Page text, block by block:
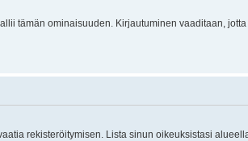
tämän ominaisuuden. Kirjautuminen vaaditaan, jotta
rekisteröitymisen. Lista sinun oikeuksistasi